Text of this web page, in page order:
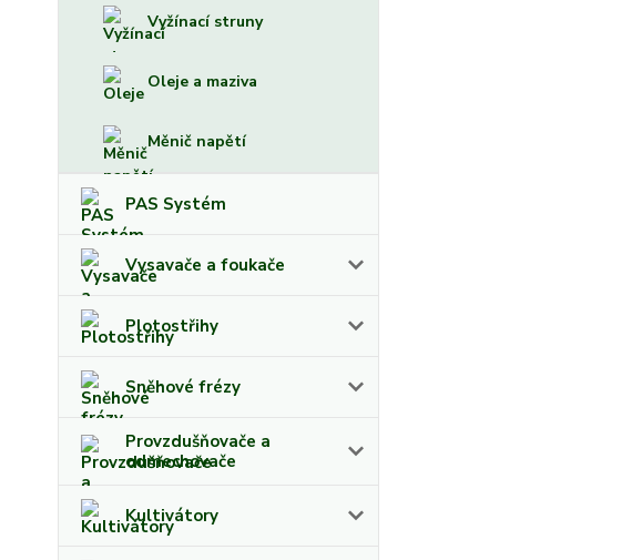
Vyžínací struny
Oleje a maziva
Měnič napětí
PAS Systém
Vysavače a foukače
Plotostřihy
Sněhové frézy
Provzdušňovače a
odmechovače
Kultivátory